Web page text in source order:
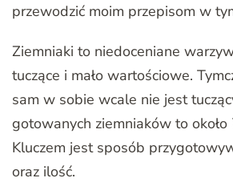
przewodzić moim przepisom w
Ziemniaki to niedoceniane
tuczące i mało wartościowe.
sam w sobie wcale nie jest
gotowanych ziemniaków to około
Kluczem jest sposób
oraz ilość.